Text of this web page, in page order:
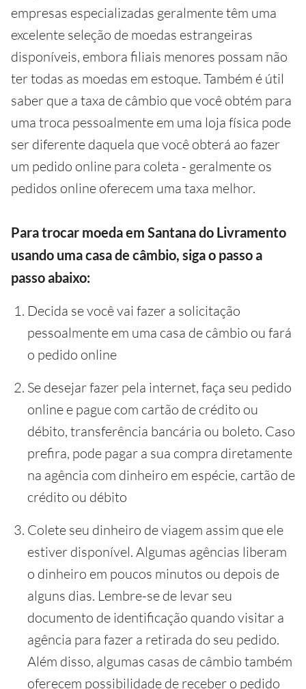
empresas especializadas geralmente têm uma
excelente seleção de moedas estrangeiras
disponíveis, embora filiais menores possam não
ter todas as moedas em estoque. Também é útil
saber que a taxa de câmbio que você obtém para
uma troca pessoalmente em uma loja física pode
ser diferente daquela que você obterá ao fazer
um pedido online para coleta - geralmente os
pedidos online oferecem uma taxa melhor.
Para trocar moeda em Santana do Livramento
usando uma casa de câmbio, siga o passo a
passo abaixo:
Decida se você vai fazer a solicitação
pessoalmente em uma casa de câmbio ou fará
o pedido online
Se desejar fazer pela internet, faça seu pedido
online e pague com cartão de crédito ou
débito, transferência bancária ou boleto. Caso
prefira, pode pagar a sua compra diretamente
na agência com dinheiro em espécie, cartão de
crédito ou débito
Colete seu dinheiro de viagem assim que ele
estiver disponível. Algumas agências liberam
o dinheiro em poucos minutos ou depois de
alguns dias. Lembre-se de levar seu
documento de identificação quando visitar a
agência para fazer a retirada do seu pedido.
Além disso, algumas casas de câmbio também
oferecem possibilidade de receber o pedido